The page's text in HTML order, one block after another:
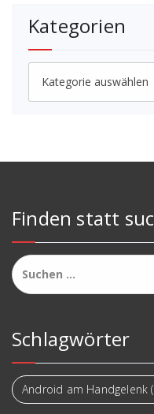
Kategorien
Kategorien
Finden statt
Suchen
nach:
Schlagwörter
Android am Handgelenk